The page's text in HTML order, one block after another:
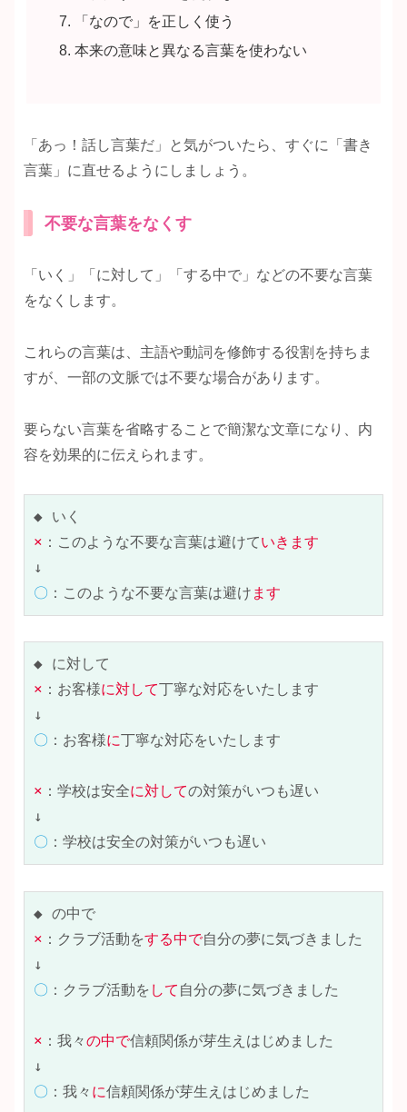
「なので」を正しく使う
本来の意味と異なる言葉を使わない
「あっ！話し言葉だ」と気がついたら、すぐに「書き
言葉」に直せるようにしましょう。
不要な言葉をなくす
「いく」「に対して」「する中で」などの不要な言葉
をなくします。
これらの言葉は、主語や動詞を修飾する役割を持ちま
すが、一部の文脈では不要な場合があります。
要らない言葉を省略することで簡潔な文章になり、内
容を効果的に伝えられます。
× ：このような不要な言葉は避けていきます
〇 ：このような不要な言葉は避け ます
× ：お客様に対して丁寧な対応をいたします
〇 ：お客様に丁寧な対応をいたします
× ：学校は安全に対しての対策がいつも遅い
〇 ：学校は安全の対策がいつも遅い
× ：クラブ活動をする中で自分の夢に気づきました
〇 ：クラブ活動を して 自分の夢に気づきました
× ：我々の中で信頼関係が芽生えはじめました
〇 ：我々 に信頼関係が芽生えはじめました